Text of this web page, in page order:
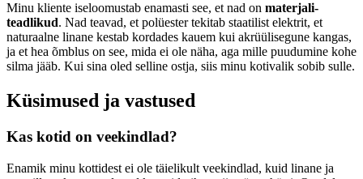
Minu kliente iseloomustab enamasti see, et nad on materjali-
teadlikud. Nad teavad, et polüester tekitab staatilist elektrit, et
naturaalne linane kestab kordades kauem kui akrüülisegune kangas,
ja et hea õmblus on see, mida ei ole näha, aga mille puudumine kohe
silma jääb. Kui sina oled selline ostja, siis minu kotivalik sobib sulle.
Küsimused ja vastused
Kas kotid on veekindlad?
Enamik minu kottidest ei ole täielikult veekindlad, kuid linane ja